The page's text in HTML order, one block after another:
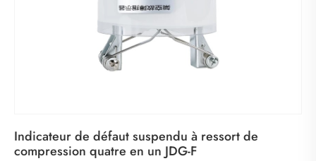
Indicateur de défaut suspendu à ressort de
compression quatre en un JDG-F